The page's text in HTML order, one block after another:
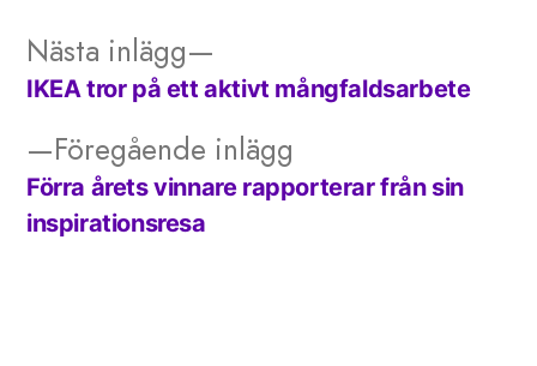
Inläggsnavigering
Föregående inlägg
inlägg:
Förra årets vinnare rapporterar från sin
inspirationsresa
Nästa inlägg
inlägg:
IKEA tror på ett aktivt mångfaldsarbete